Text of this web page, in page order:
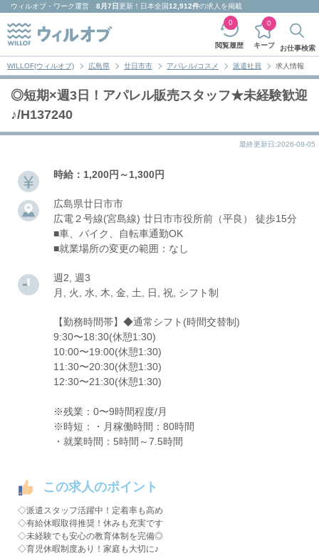
ウィルオブ・ワーク運営 8月7日更新！日本全国12,912件の求人を掲載
閲覧履歴
0
キープ
0
お仕事検索
WILLOF(ウィルオブ) 広島県 廿日市市 アパレル/コスメ 派遣社員 求人情報
◎短期×週3日！アパレル販売スタッフ★未経験歓迎
♪/H137240
最終更新日:2026-08-05
時給：1,200円～1,300円
広島県廿日市市
広電２号線(宮島線) 廿日市市役所前（平良） 徒歩15分
■車、バイク、自転車通勤OK
■就業場所の変更の範囲：なし
週2, 週3
月, 火, 水, 木, 金, 土, 日, 祝, シフト制
【勤務時間帯】◆通常シフト(時間交替制)
9:30〜18:30(休憩1:30)
10:00〜19:00(休憩1:30)
11:30〜20:30(休憩1:30)
12:30〜21:30(休憩1:30)
※残業：0〜9時間程度/月
※時短：・月稼働時間：80時間
・就業時間：5時間～7.5時間
この求人のポイント
◇派遣スタッフ活躍中！定着率も高め
◇有給休暇取得推奨！休みも充実です
◇未経験でも安心の教育体制を完備◎
◇育児休暇制度あり！家庭も大切に♪